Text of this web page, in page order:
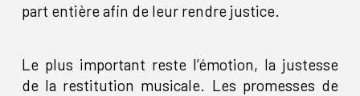
part entière afin de leur rendre justice.
Le plus important reste l’émotion, la justesse
de la restitution musicale. Les promesses de